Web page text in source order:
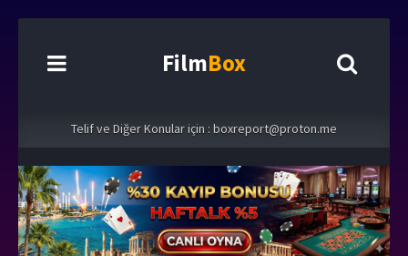
FilmBox
Telif ve Diğer Konular için : boxreport@proton.me